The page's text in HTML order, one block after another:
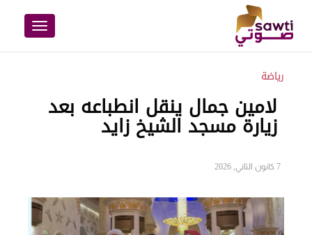
Toggle
navigation
رياضة
لامين جمال ينقل انطباعه بعد
زيارة مسجد الشيخ زايد
7 كانون الثاني, 2026